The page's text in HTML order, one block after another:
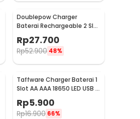
Doublepow Charger
Baterai Rechargeable 2 Slot
B01 1200
Rp27.700
Rp52.900 48%
Taffware Charger Baterai 1
Slot AA AAA 18650 LED USB -
Rp5.900
Rp16.900 66%